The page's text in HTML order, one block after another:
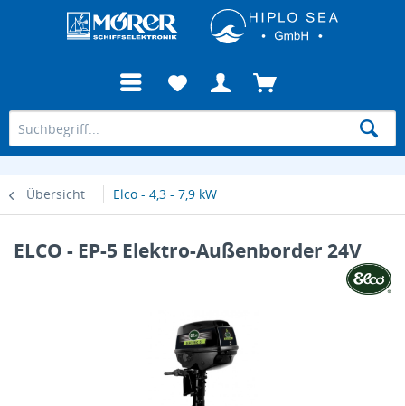
Übersicht Elco - 4,3 - 7,9 kW
ELCO - EP-5 Elektro-Außenborder 24V